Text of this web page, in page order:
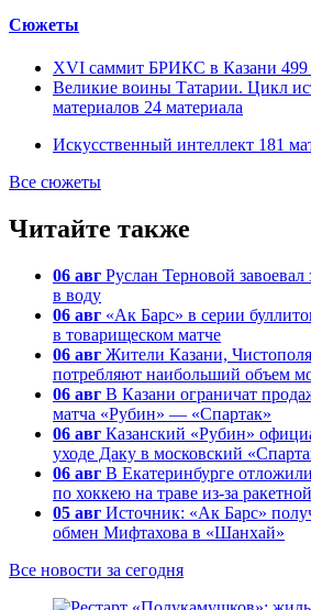
Сюжеты
XVI саммит БРИКС в Казани 499
Великие воины Татарии. Цикл
материалов 24 материала
Искусственный интеллект 181
Все сюжеты
Читайте также
06 авг Руслан Терновой
в воду
06 авг «Ак Барс» в серии
в товарищеском матче
06 авг Жители Казани,
потребляют наибольший объем
06 авг В Казани ограничат
матча «Рубин» — «Спартак»
06 авг Казанский «Рубин»
уходе Даку в московский
06 авг В Екатеринбурге
по хоккею на траве из-за
05 авг Источник: «Ак Барс»
обмен Мифтахова в «Шанхай»
Все новости за сегодня